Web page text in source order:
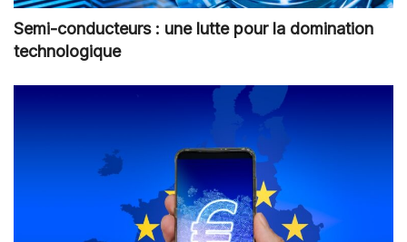
Semi-conducteurs : une lutte pour la domination
technologique